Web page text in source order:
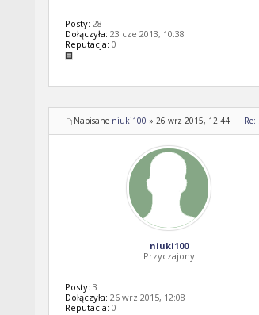
Posty: 28
Dołączyła: 23 cze 2013, 10:38
Reputacja: 0
Napisane niuki100 » 26 wrz 2015, 12:44
niuki100
Przyczajony
Posty: 3
Dołączyła: 26 wrz 2015, 12:08
Reputacja: 0